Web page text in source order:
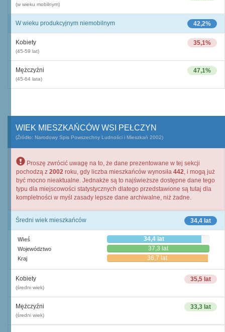
(w wieku mobilnym)
42,2%
W wieku produkcyjnym niemobilnym
35,1%
Kobiety
(45-59 lat)
47,1%
Mężczyźni
(45-64 lata)
WIEK MIESZKAŃCÓW WSI PEŁCZYN
(Źródło: Narodowy Spis Powszechny Ludności i Mieszkań 2002)
Proszę zwrócić uwagę na to, że dane prezentowane w tej sekcji
pochodzą z 2002 roku, gdy liczba mieszkańców wynosiła 442, i mogą już
być mocno nieaktualne. Jednakże są to najświeższe dostępne dane tego
typu dla miejscowości statystycznych dlatego przedstawione są tutaj dla
kompletności w myśl zasady lepsze dane archiwalne, niż żadne.
34,4 lat
Średni wiek mieszkańców
Wieś 34,4 lat
Województwo 37,3 lat
Kraj 36,7 lat
35,5 lat
Kobiety
(średni wiek)
33,3 lat
Mężczyźni
(średni wiek)